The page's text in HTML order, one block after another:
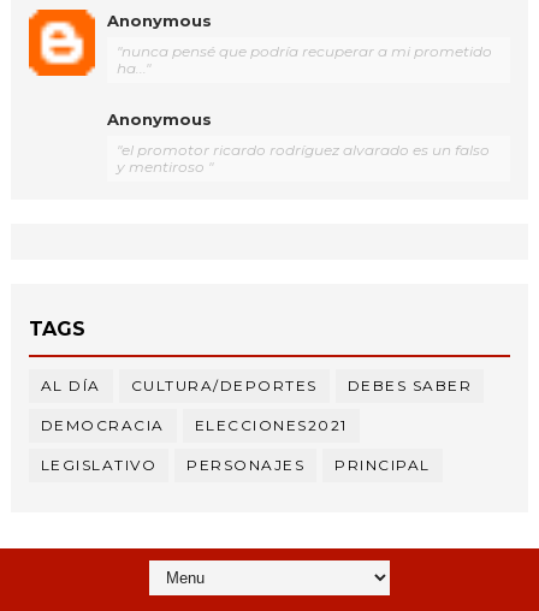
Anonymous
"nunca pensé que podría recuperar a mi prometido
ha..."
Anonymous
"el promotor ricardo rodríguez alvarado es un falso
y mentiroso "
TAGS
AL DÍA CULTURA/DEPORTES DEBES SABER
DEMOCRACIA ELECCIONES2021
LEGISLATIVO PERSONAJES PRINCIPAL